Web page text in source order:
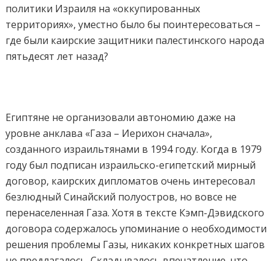
политики Израиля на «оккупированных
территориях», уместно было бы поинтересоваться –
где были каирские защитники палестинского народа
пятьдесят лет назад?
Египтяне не организовали автономию даже на
уровне анклава «Газа – Иерихон сначала»,
созданного израильтянами в 1994 году. Когда в 1979
году был подписан израильско-египетский мирный
договор, каирских дипломатов очень интересовал
безлюдный Синайский полуостров, но вовсе не
перенаселенная Газа. Хотя в тексте Кэмп-Дэвидского
договора содержалось упоминание о необходимости
решения проблемы Газы, никаких конкретных шагов